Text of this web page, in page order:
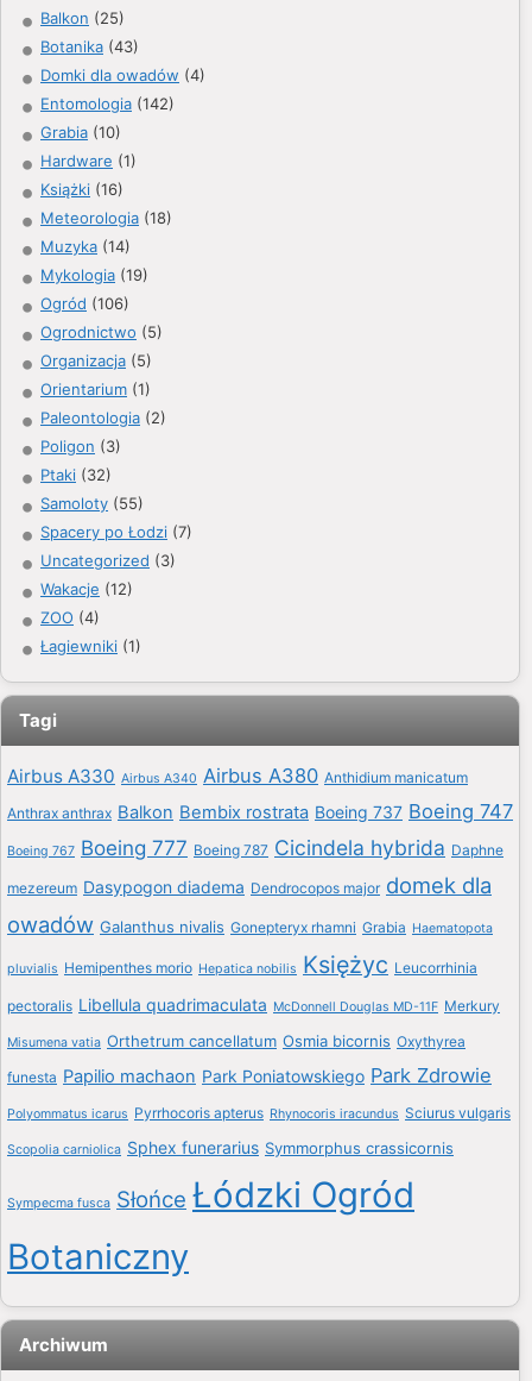
Balkon (25)
Botanika (43)
Domki dla owadów (4)
Entomologia (142)
Grabia (10)
Hardware (1)
Książki (16)
Meteorologia (18)
Muzyka (14)
Mykologia (19)
Ogród (106)
Ogrodnictwo (5)
Organizacja (5)
Orientarium (1)
Paleontologia (2)
Poligon (3)
Ptaki (32)
Samoloty (55)
Spacery po Łodzi (7)
Uncategorized (3)
Wakacje (12)
ZOO (4)
Łagiewniki (1)
Tagi
Airbus A330 Airbus A340 Airbus A380 Anthidium manicatum
Anthrax anthrax Balkon Bembix rostrata Boeing 737 Boeing 747
Boeing 767 Boeing 777 Boeing 787 Cicindela hybrida Daphne
mezereum Dasypogon diadema Dendrocopos major domek dla
owadów Galanthus nivalis Gonepteryx rhamni Grabia Haematopota
pluvialis Hemipenthes morio Hepatica nobilis Księżyc Leucorrhinia
pectoralis Libellula quadrimaculata McDonnell Douglas MD-11F Merkury
Misumena vatia Orthetrum cancellatum Osmia bicornis Oxythyrea
funesta Papilio machaon Park Poniatowskiego Park Zdrowie
Polyommatus icarus Pyrrhocoris apterus Rhynocoris iracundus Sciurus vulgaris
Scopolia carniolica Sphex funerarius Symmorphus crassicornis
Sympecma fusca Słońce Łódzki Ogród
Botaniczny
Archiwum